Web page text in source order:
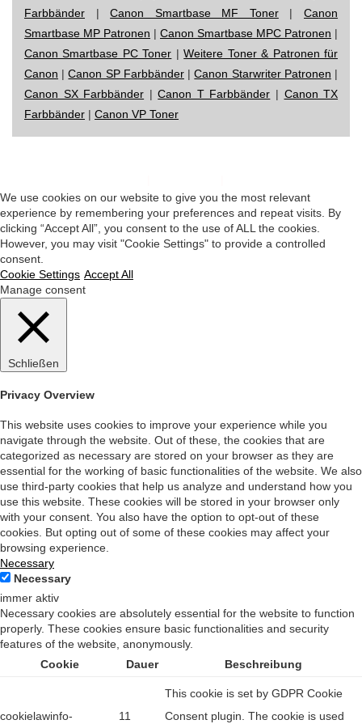
Farbbänder |Canon Smartbase MF Toner|Canon
Smartbase MP Patronen | Canon Smartbase MPC Patronen |
Canon Smartbase PC Toner |Weitere Toner & Patronen für
Canon |Canon SP Farbbänder|Canon Starwriter Patronen |
Canon SX Farbbänder |Canon T Farbbänder | Canon TX
Farbbänder | Canon VP Toner
We use cookies on our website to give you the most relevant
experience by remembering your preferences and repeat visits. By
clicking “Accept All”, you consent to the use of ALL the cookies.
However, you may visit "Cookie Settings" to provide a controlled
consent.
Cookie Settings Accept All
Manage consent
Schließen
Privacy Overview
This website uses cookies to improve your experience while you
navigate through the website. Out of these, the cookies that are
categorized as necessary are stored on your browser as they are
essential for the working of basic functionalities of the website. We also
use third-party cookies that help us analyze and understand how you
use this website. These cookies will be stored in your browser only
with your consent. You also have the option to opt-out of these
cookies. But opting out of some of these cookies may affect your
browsing experience.
Necessary
Necessary
immer aktiv
Necessary cookies are absolutely essential for the website to function
properly. These cookies ensure basic functionalities and security
features of the website, anonymously.
Cookie
Dauer Beschreibung
cookielawinfo-
11
This cookie is set by GDPR Cookie
Consent plugin. The cookie is used